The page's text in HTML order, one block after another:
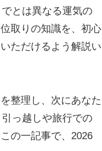
とは異なる運気の
取りの知識を、初心
ただけるよう解説い
整理し、次にあなた
っ越しや旅行での
の一記事で、2026